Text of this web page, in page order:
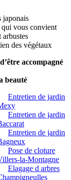
japonais
qui vous convient
arbustes
des végétaux
accompagné
beauté
Entretien de jardin
Entretien de jardin
Entretien de jardin
Pose de cloture
la-Montagne
Elagage d arbres